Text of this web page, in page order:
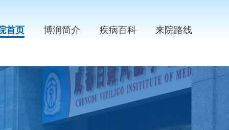
首页 博润简介 疾病百科 来院路线